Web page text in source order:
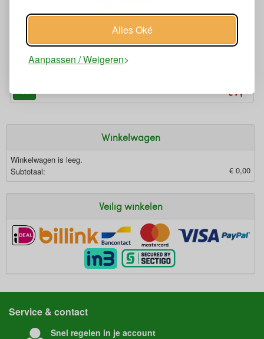
Alles Oké
Aanpassen / Weigeren
Waspapier voor Voedsel Rol 8 meter Composteerbaar
€7,
Winkelwagen
Winkelwagen is leeg.
Subtotaal:
€ 0,00
Veilig winkelen
Service & contact
Snel regelen in je account